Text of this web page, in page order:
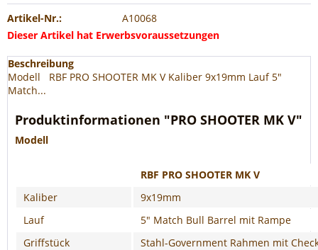
Artikel-Nr.:
A10068
Dieser Artikel hat Erwerbsvoraussetzungen
Beschreibung
Modell RBF PRO SHOOTER MK V Kaliber 9x19mm Lauf 5"
Match...
Produktinformationen "PRO SHOOTER MK V"
Modell
RBF PRO SHOOTER MK V
Kaliber
9x19mm
Lauf
5" Match Bull Barrel mit Rampe
Griffstück
Stahl-Government Rahmen mit